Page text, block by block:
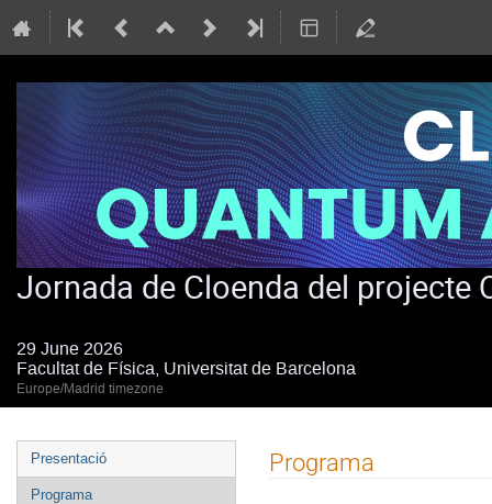
Jornada de Cloenda del projecte
29 June 2026
Facultat de Física, Universitat de Barcelona
Europe/Madrid timezone
Event
menu
Presentació
Programa
Programa